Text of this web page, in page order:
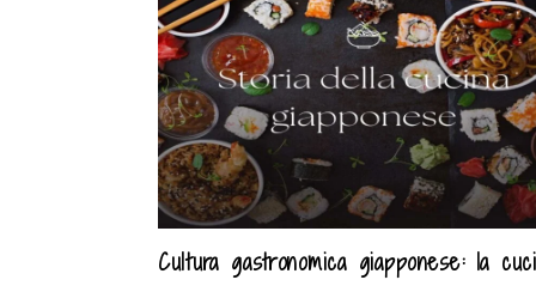
Cultura gastronomica giapponese: la